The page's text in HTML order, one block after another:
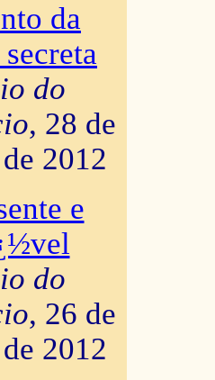
da
do
, 28 de
2012
e
do
, 26 de
2012